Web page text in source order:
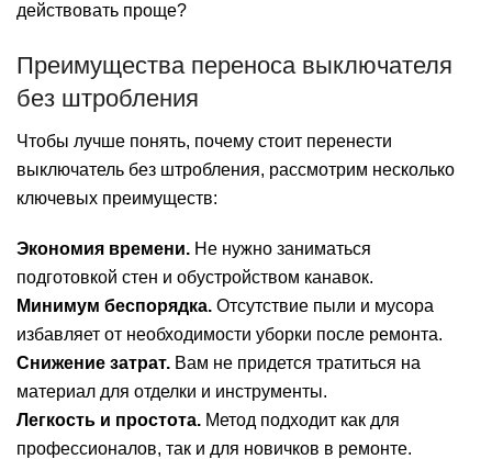
действовать проще?
Преимущества переноса выключателя
без штробления
Чтобы лучше понять, почему стоит перенести
выключатель без штробления, рассмотрим несколько
ключевых преимуществ:
Экономия времени. Не нужно заниматься
подготовкой стен и обустройством канавок.
Минимум беспорядка. Отсутствие пыли и мусора
избавляет от необходимости уборки после ремонта.
Снижение затрат. Вам не придется тратиться на
материал для отделки и инструменты.
Легкость и простота. Метод подходит как для
профессионалов, так и для новичков в ремонте.